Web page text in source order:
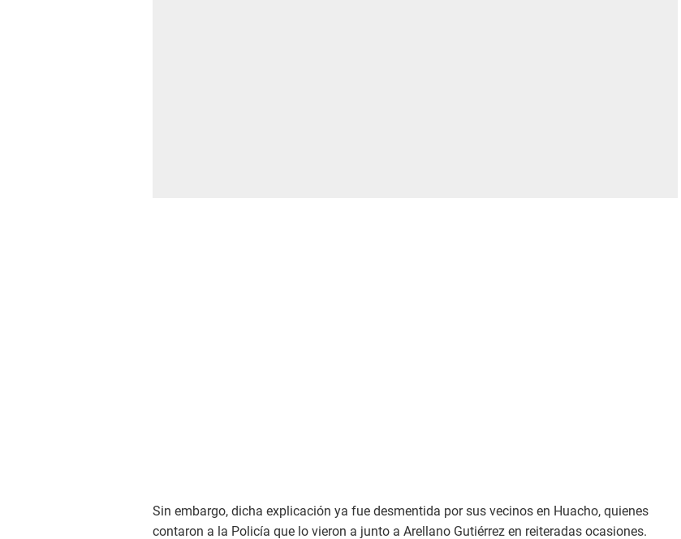
Sin embargo, dicha explicación ya fue desmentida por sus vecinos en Huacho, quienes
contaron a la Policía que lo vieron a junto a Arellano Gutiérrez en reiteradas ocasiones.